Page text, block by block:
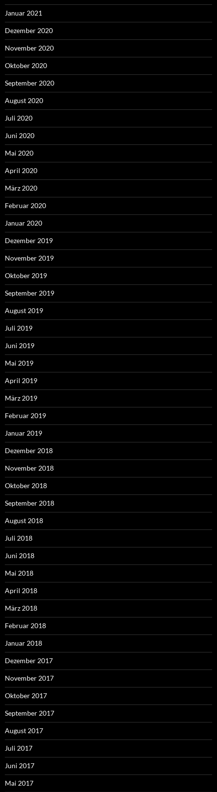
Januar 2021
Dezember 2020
November 2020
Oktober 2020
September 2020
August 2020
Juli 2020
Juni 2020
Mai 2020
April 2020
März 2020
Februar 2020
Januar 2020
Dezember 2019
November 2019
Oktober 2019
September 2019
August 2019
Juli 2019
Juni 2019
Mai 2019
April 2019
März 2019
Februar 2019
Januar 2019
Dezember 2018
November 2018
Oktober 2018
September 2018
August 2018
Juli 2018
Juni 2018
Mai 2018
April 2018
März 2018
Februar 2018
Januar 2018
Dezember 2017
November 2017
Oktober 2017
September 2017
August 2017
Juli 2017
Juni 2017
Mai 2017